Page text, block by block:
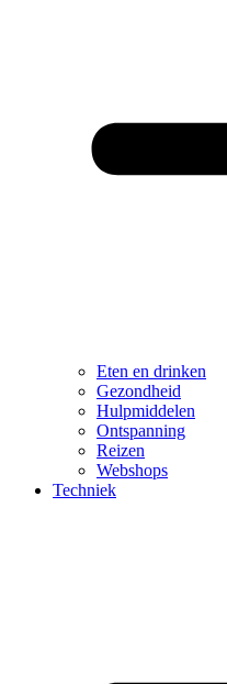
Eten en drinken
Gezondheid
Hulpmiddelen
Ontspanning
Reizen
Webshops
Techniek